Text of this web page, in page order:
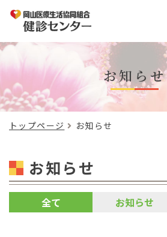
お知らせ
トップページ お知らせ
お知らせ
全て お知らせ